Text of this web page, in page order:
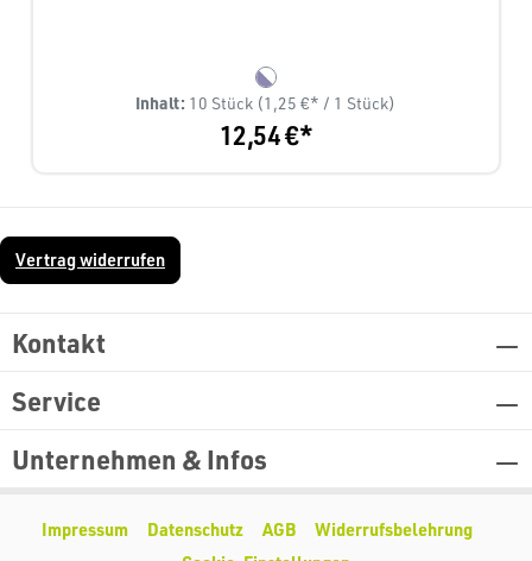
Inhalt: 10 Stück (1,25 €* / 1 Stück)
12,54 €*
Vertrag widerrufen
Kontakt
Service
Unternehmen & Infos
Impressum Datenschutz AGB
Widerrufsbelehrung